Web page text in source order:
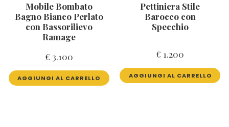
Mobile Bombato
Bagno Bianco Perlato
con Bassorilievo
Ramage
€ 3.100
AGGIUNGI AL CARRELLO
Pettiniera Stile
Barocco con
Specchio
€ 1.200
AGGIUNGI AL CARRELLO